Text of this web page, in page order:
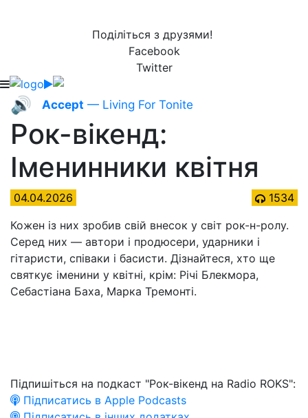
Поділіться з друзями!
Facebook
Twitter
🔊 Accept — Living For Tonite
Рок-вікенд:
Іменинники квітня
04.04.2026
1534
Кожен із них зробив свій внесок у світ рок-н-ролу.
Серед них — автори і продюсери, ударники і
гітаристи, співаки і басисти. Дізнайтеся, хто ще
святкує іменини у квітні, крім: Річі Блекмора,
Себастіана Баха, Марка Тремонті.
Підпишіться на подкаст "Рок-вікенд на Radio ROKS":
Підписатись в Apple Podcasts